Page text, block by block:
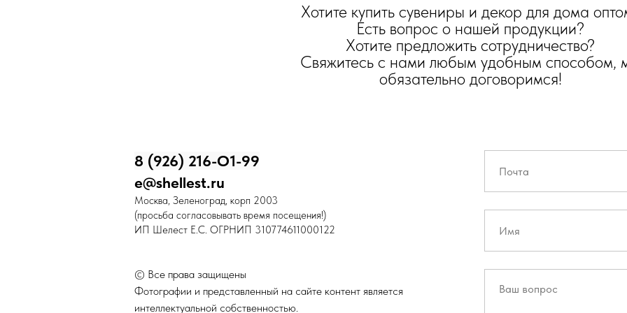
Хотите купить сувениры и декор для дома
Есть вопрос о нашей продукции?
Хотите предложить сотрудничество?
Свяжитесь с нами любым удобным способом,
обязательно договоримся!
8 (926) 216-О1-99
e@shellest.ru
Москва, Зеленоград, корп 2003
(просьба согласовывать время посещения!)
ИП Шелест Е.С. ОГРНИП 310774611000122
© Все права защищены
Фотографии и представленный на сайте контент является
интеллектуальной собственностью.